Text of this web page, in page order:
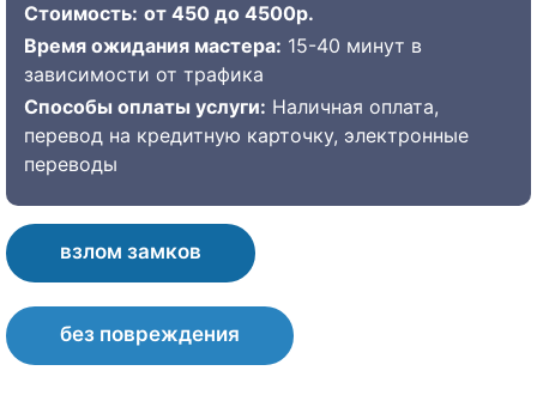
Стоимость: от 450 до 4500р.
Время ожидания мастера: 15-40 минут в
зависимости от трафика
Способы оплаты услуги: Наличная оплата,
перевод на кредитную карточку, электронные
переводы
взлом замков
без повреждения